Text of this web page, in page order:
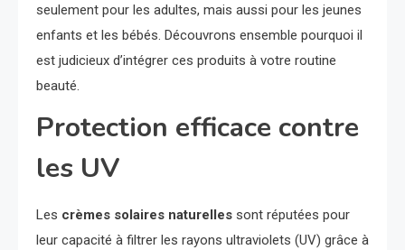
seulement pour les adultes, mais aussi pour les jeunes
enfants et les bébés. Découvrons ensemble pourquoi il
est judicieux d’intégrer ces produits à votre routine
beauté.
Protection efficace contre
les UV
Les crèmes solaires naturelles sont réputées pour
leur capacité à filtrer les rayons ultraviolets (UV) grâce à